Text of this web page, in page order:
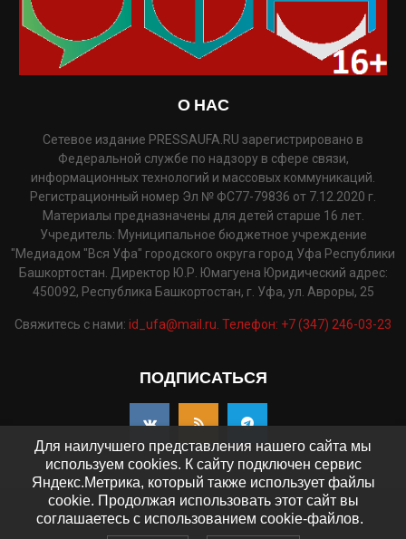
О НАС
Сетевое издание PRESSAUFA.RU зарегистрировано в
Федеральной службе по надзору в сфере связи,
информационных технологий и массовых коммуникаций.
Регистрационный номер Эл № ФС77-79836 от 7.12.2020 г.
Материалы предназначены для детей старше 16 лет.
Учредитель: Муниципальное бюджетное учреждение
"Медиадом "Вся Уфа" городского округа город Уфа Республики
Башкортостан. Директор Ю.Р. Юмагуена Юридический адрес:
450092, Республика Башкортостан, г. Уфа, ул. Авроры, 25
Свяжитесь с нами: id_ufa@mail.ru. Телефон: +7 (347) 246-03-23
ПОДПИСАТЬСЯ
©2025 - pressaufa.ru. Все права защищены.
Для наилучшего представления нашего сайта мы
используем cookies. К сайту подключен сервис
Яндекс.Метрика, который также использует файлы
cookie. Продолжая использовать этот сайт вы
соглашаетесь с использованием cookie-файлов.